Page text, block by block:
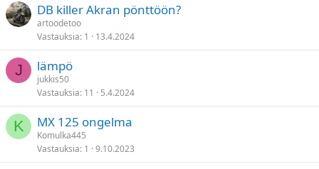
DB killer Akran pönttöön?
artoodetoo
Vastauksia 1 13.4.2024
J lämpö
jukkis50
Vastauksia 11 5.4.2024
K MX 125 ongelma
Komulka445
Vastauksia 1 9.10.2023